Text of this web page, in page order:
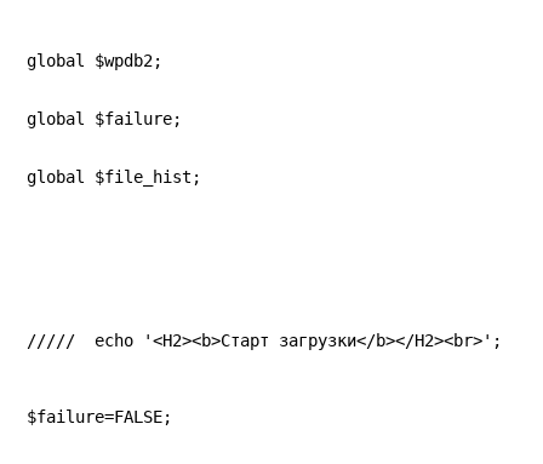
global $wpdb2;
global $failure;
global $file_hist;
/////  echo '<H2><b>Старт загрузки</b></H2><br>';
$failure=FALSE;